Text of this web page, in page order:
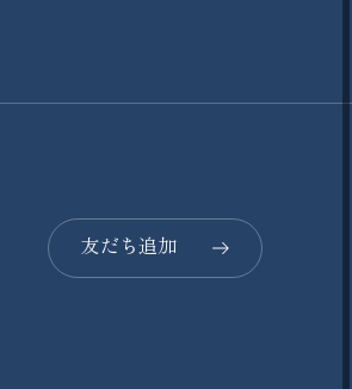
友だち追加